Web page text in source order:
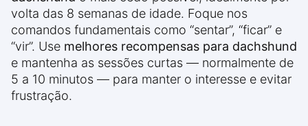
volta das 8 semanas de idade. Foque nos
comandos fundamentais como “sentar”, “ficar” e
“vir”. Use melhores recompensas para dachshund
e mantenha as sessões curtas — normalmente de
5 a 10 minutos — para manter o interesse e evitar
frustração.